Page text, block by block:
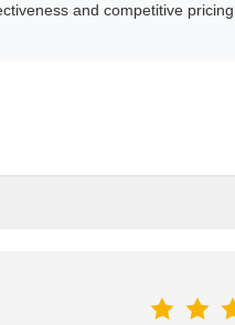
and competitive pricing